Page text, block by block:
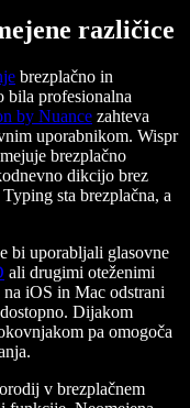
različice
brezplačno in
bila profesionalna
by Nuance zahteva
uporabnikom. Wispr
brezplačno
dikcijo brez
sta brezplačna, a
bi uporabljali glasovne
ali drugimi oteženimi
iOS in Mac odstrani
Dijakom
pa omogoča
v brezplačnem